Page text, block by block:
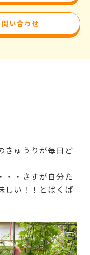
問い合わせ
きゅうりが毎日ど
・・さすが自分た
い！！とぱくぱ